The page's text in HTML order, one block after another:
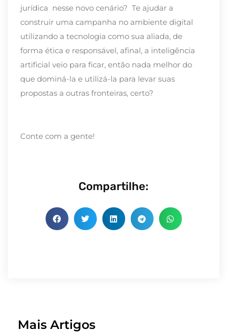
jurídica nesse novo cenário? Te ajudar a
construir uma campanha no ambiente digital
utilizando a tecnologia como sua aliada, de
forma ética e responsável, afinal, a inteligência
artificial veio para ficar, então nada melhor do
que dominá-la e utilizá-la para levar suas
propostas a outras fronteiras, certo?
Conte com a gente!
Compartilhe:
Mais Artigos